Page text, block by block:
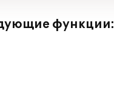
функции: